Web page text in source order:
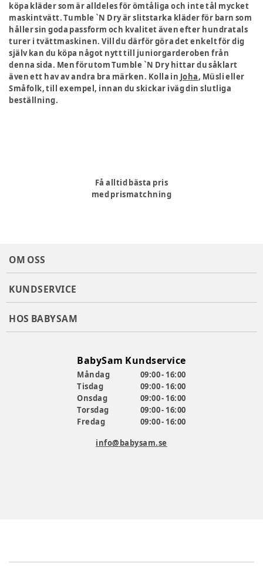
köpa kläder som är alldeles för ömtåliga och inte tål mycket
maskintvätt. Tumble `N Dry är slitstarka kläder för barn som
håller sin goda passform och kvalitet även efter hundratals
turer i tvättmaskinen. Vill du därför göra det enkelt för dig
själv kan du köpa något nytt till juniorgarderoben från
denna sida. Men förutom Tumble `N Dry hittar du såklart
även ett hav av andra bra märken. Kolla in Joha, Müsli eller
Småfolk, till exempel, innan du skickar iväg din slutliga
beställning.
Få alltid bästa pris
med prismatchning
OM OSS
KUNDSERVICE
HOS BABYSAM
BabySam Kundservice
Måndag
09:00 - 16:00
Tisdag
09:00 - 16:00
Onsdag
09:00 - 16:00
Torsdag
09:00 - 16:00
Fredag
09:00 - 16:00
info@babysam.se